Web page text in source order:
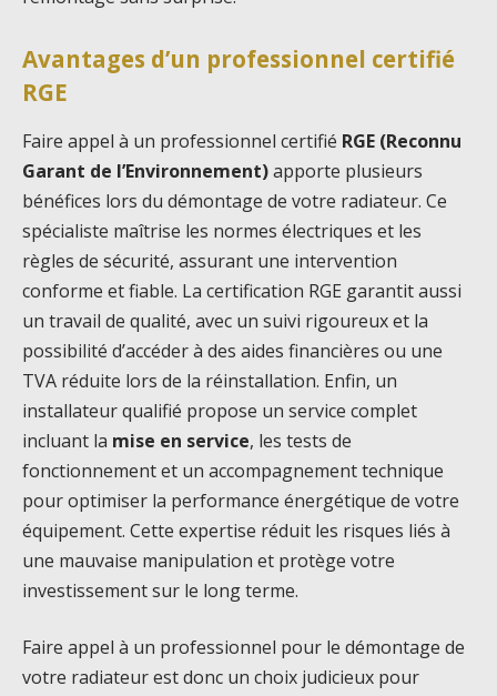
Avantages d’un professionnel certifié
RGE
Faire appel à un professionnel certifié RGE (Reconnu
Garant de l’Environnement)apporte plusieurs
bénéfices lors du démontage de votre radiateur. Ce
spécialiste maîtrise les normes électriques et les
règles de sécurité, assurant une intervention
conforme et fiable. La certification RGE garantit aussi
un travail de qualité, avec un suivi rigoureux et la
possibilité d’accéder à des aides financières ou une
TVA réduite lors de la réinstallation. Enfin, un
installateur qualifié propose un service complet
incluant la mise en service, les tests de
fonctionnement et un accompagnement technique
pour optimiser la performance énergétique de votre
équipement. Cette expertise réduit les risques liés à
une mauvaise manipulation et protège votre
investissement sur le long terme.
Faire appel à un professionnel pour le démontage de
votre radiateur est donc un choix judicieux pour